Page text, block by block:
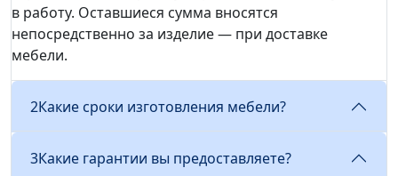
в работу. Оставшиеся сумма вносятся
непосредственно за изделие — при доставке
мебели.
2Какие сроки изготовления мебели?
3Какие гарантии вы предоставляете?